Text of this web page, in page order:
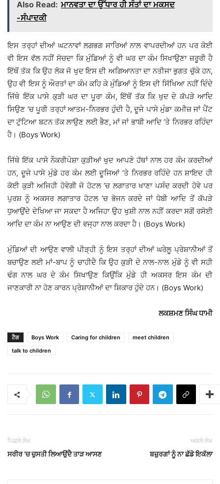
Also Read: ਮਾਨਵਤਾ ਦਾ ਉੱਧਾਰ ਹੀ ਸੰਤਾਂ ਦਾ ਮਕਸਦ
-ਸੰਪਾਦਕੀ
ਇਸ ਤਰ੍ਹਾਂ ਦੀਆਂ ਘਟਨਾਵਾਂ ਲਗਭਗ ਸਾਰਿਆਂ ਨਾਲ ਵਾਪਰਦੀਆਂ ਹਨ ਪਰ ਕੋਈ
ਵੀ ਇਸ ਵੱਲ ਨਹੀਂ ਸੋਚਦਾ ਕਿ ਮੁੰਡਿਆਂ ਨੂੰ ਵੀ ਘਰ ਦਾ ਕੰਮ ਸਿਖਾਉਣਾ ਜ਼ਰੂਰੀ ਹੈ
ਇੱਥੋਂ ਤੱਕ ਕਿ ਉਹ ਲੋਕ ਜੋ ਖੁਦ ਇਸ ਦੀ ਅਗਿਆਨਤਾ ਦਾ ਨਤੀਜਾ ਭੁਗਤ ਚੁੱਕੇ ਹਨ,
ਉਹ ਵੀ ਇਸ ਨੂੰ ਔਰਤਾਂ ਦਾ ਕੰਮ ਕਹਿ ਕੇ ਮੁੰਡਿਆਂ ਨੂੰ ਇਸ ਦੀ ਸਿੱਖਿਆ ਨਹੀਂ ਦਿੰਦੇ
ਜਿੱਥੇ ਇੱਕ ਪਾਸੇ ਕੁੜੀ ਘਰ ਦਾ ਪੂਰਾ ਕੰਮ, ਇੱਥੋਂ ਤੱਕ ਕਿ ਖੁਦ ਦੇ ਕੱਪੜੇ ਆਦਿ
ਸਿਉਣ ’ਚ ਪੂਰੀ ਤਰ੍ਹਾਂ ਆਤਮ-ਨਿਰਭਰ ਹੁੰਦੀ ਹੈ, ਦੂਜੇ ਪਾਸੇ ਮੁੰਡਾ ਕਮੀਜ਼ ਜਾਂ ਪੈਂਟ
ਦਾ ਟੁੱਟਿਆ ਬਟਨ ਤੱਕ ਲਾਉਣ ਲਈ ਭੈਣ, ਮਾਂ ਜਾਂ ਭਾਬੀ ਆਦਿ ’ਤੇ ਨਿਰਭਰ ਰਹਿੰਦਾ
ਹੈ। (Boys Work)
ਜਿੱਥੇ ਇੱਕ ਪਾਸੇ ਨੌਕਰੀਪੇਸ਼ਾ ਕੁੜੀਆਂ ਖੁਦ ਆਪਣੇ ਹੱਥਾਂ ਨਾਲ ਹਰ ਕੰਮ ਕਰਦੀਆਂ
ਹਨ, ਦੂਜੇ ਪਾਸੇ ਮੁੰਡੇ ਹਰ ਕੰਮ ਲਈ ਦੂਜਿਆਂ ’ਤੇ ਨਿਰਭਰ ਰਹਿੰਦੇ ਹਨ ਸ਼ਾਇਦ ਹੀ
ਕੋਈ ਕੁੜੀ ਅਜਿਹੀ ਹੋਵੇਗੀ ਜੋ ਹੋਟਲ ’ਚ ਲਗਾਤਾਰ ਖਾਣਾ ਪਸੰਦ ਕਰਦੀ ਹੋਵੇ ਪਰ
ਪੁਰਸ਼ ਨੂੰ ਅਕਸਰ ਲਗਾਤਾਰ ਹੋਟਲ ’ਚ ਭੋਜਨ ਕਰਦੇ ਜਾਂ ਧੋਬੀ ਆਦਿ ਤੋਂ ਕੱਪੜੇ
ਧੁਆਉਂਦੇ ਦੇਖਿਆ ਜਾ ਸਕਦਾ ਹੈ ਅਜਿਹਾ ਉਹ ਖੁਸ਼ੀ ਨਾਲ ਨਹੀਂ ਕਰਦਾ ਸਗੋਂ ਰਸੋਈ
ਆਦਿ ਦਾ ਕੰਮ ਨਾ ਆਉਣ ਦੀ ਵਜ੍ਹਾ ਨਾਲ ਕਰਦਾ ਹੈ। (Boys Work)
ਮੁੰਡਿਆਂ ਦੀ ਆਉਣ ਵਾਲੀ ਪੀੜ੍ਹੀ ਨੂੰ ਇਸ ਤਰ੍ਹਾਂ ਦੀਆਂ ਘਰੇਲੂ ਪ੍ਰੇਸ਼ਾਨੀਆਂ ਤੋਂ
ਬਚਾਉਣ ਲਈ ਮਾਂ-ਬਾਪ ਨੂੰ ਚਾਹੀਦੈ ਕਿ ਉਹ ਕੁੜੀ ਦੇ ਨਾਲ-ਨਾਲ ਮੁੰਡੇ ਨੂੰ ਵੀ ਸਹੀ
ਢੰਗ ਨਾਲ ਘਰ ਦੇ ਕੰਮ ਸਿਖਾਉਣ ਕਿਉਂਕਿ ਮੁੰਡੇ ਹੀ ਅਕਸਰ ਇਸ ਕੰਮ ਦੀ
ਜਾਣਕਾਰੀ ਨਾ ਹੋਣ ਕਾਰਨ ਪ੍ਰੇਸ਼ਾਨੀਆਂ ਦਾ ਸ਼ਿਕਾਰ ਹੁੰਦੇ ਹਨ। (Boys Work)
ਲਕਸ਼ਮਣ ਸਿੰਘ ਧਾਮੀ
ਟੈਗ Boys Work Caring for children
meet children
talk to children
ਪਿਛਲੇ ਲੇਖ
ਸਰੀਰ ’ਚ ਚੁਸਤੀ ਲਿਆਉਂਦੈ ਤਾੜ ਆਸਣ
ਅਗਲੇ ਲੇਖ
ਬਜ਼ੁਰਗਾਂ ਨੂੰ ਨਾ ਛੱਡੋ ਇਕੱਲਾ